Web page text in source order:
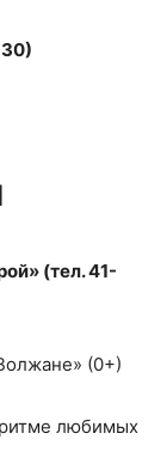
(тел. 41-
(0+)
любимых